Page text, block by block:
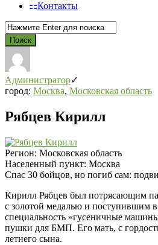
Контакты
Администратор
город: Москва, Московская область
Рябцев Кирилл
Регион: Московская область
Населенный пункт: Москва
Спас 30 бойцов, но погиб сам:
Кирилл Рябцев был потрясающим
с золотой медалью и поступившим
специальность «гусеничные
пушки для БМП. Его мать, с
летнего сына.